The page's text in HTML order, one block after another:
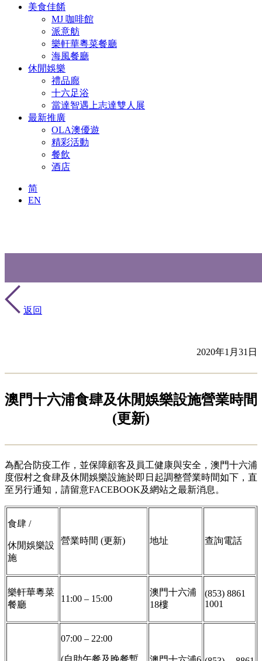
美食佳餚
MJ 咖啡館
派意舫
樂軒華粵菜餐廳
海風餐廳
休閒娛樂
禮品廊
十六足浴
當達智遇上志達雙人展
最新推廣
OLA澳優遊
精彩活動
餐飲
酒店
简
EN
返回
2020年1月31日
澳門十六浦食肆及休閒娛樂設施營業時間
(更新)
為配合防疫工作，並保障顧客及員工健康與安全，澳門十六浦
度假村之食肆及休閒娛樂設施於即日起調整營業時間如下，直
至另行通知，請留意FACEBOOK及網站之最新消息。
食肆 /
休閒娛樂設
施
營業時間 (更新) 地址 查詢電話
樂軒華粵菜
餐廳
11:00 – 15:00
澳門十六浦
18樓
(853) 8861
1001
07:00 – 22:00
(自助午餐及晚餐暫